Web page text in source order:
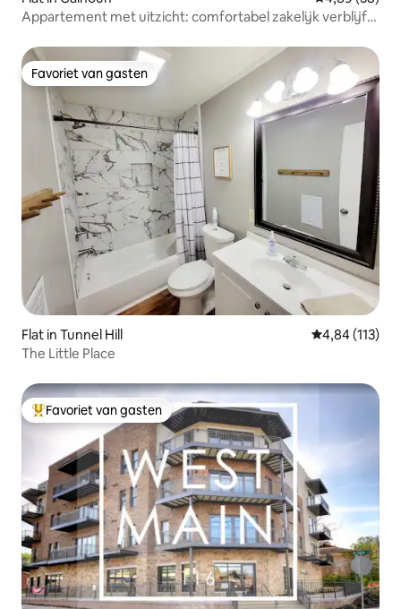
Appartement met uitzicht: comfortabel zakelijk verblijf
Favoriet van gasten
Favoriet van gasten
Flat in Tunnel Hill Gemiddelde
4,84 (113)
The Little Place
Topfavoriet van gasten
Favoriet van gasten